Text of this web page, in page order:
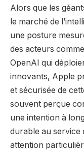
Alors que les
le marché de
une posture
des acteurs
OpenAI qui
innovants, Apple
et sécurisée de
souvent perçue
une intention à
durable au service
attention